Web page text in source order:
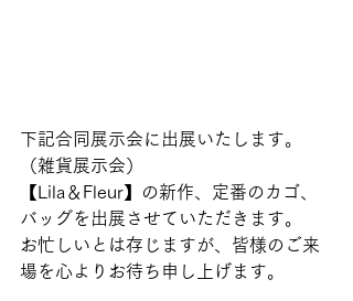
下記合同展示会に出展いたします。
（雑貨展示会）
【Lila＆Fleur】の新作、定番のカゴ、
バッグを出展させていただきます。
お忙しいとは存じますが、皆様のご来
場を心よりお待ち申し上げます。